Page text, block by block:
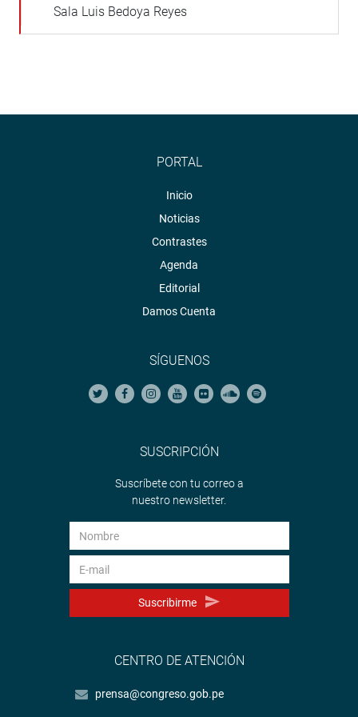
Sala Luis Bedoya Reyes
PORTAL
Inicio
Noticias
Contrastes
Agenda
Editorial
Damos Cuenta
SÍGUENOS
SUSCRIPCIÓN
Suscríbete con tu correo a
nuestro newsletter.
Suscribirme
CENTRO DE ATENCIÓN
prensa@congreso.gob.pe